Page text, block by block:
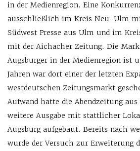
in der Medienregion. Eine
ausschließlich im Kreis Neu-Ulm
Südwest Presse aus Ulm und im
mit der Aichacher Zeitung. Die
Augsburger in der Medienregion ist
Jahren war dort einer der letzten
westdeutschen Zeitungsmarkt
Aufwand hatte die Abendzeitung
weitere Ausgabe mit stattlicher
Augsburg aufgebaut. Bereits nach
wurde der Versuch zur Erweiterung